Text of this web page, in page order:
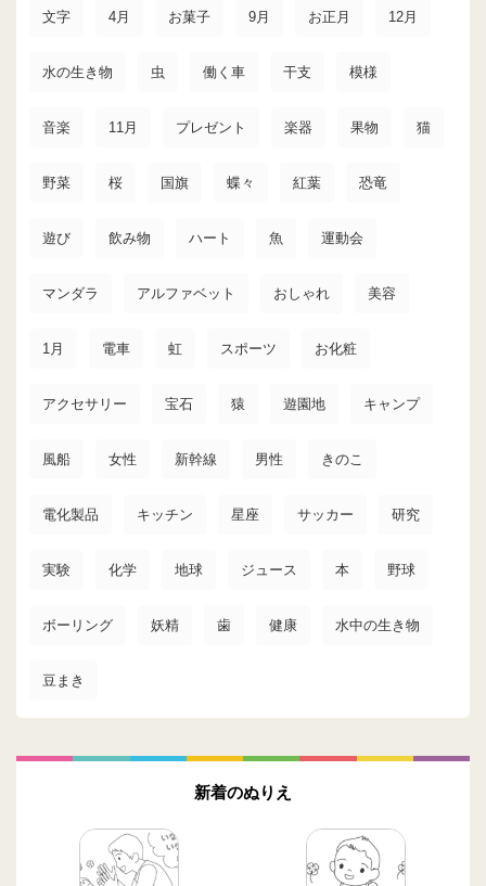
文字 4月 お菓子 9月 お正月 12月
水の生き物 虫 働く車 干支 模様
音楽 11月 プレゼント 楽器 果物 猫
野菜 桜 国旗 蝶々 紅葉 恐竜
遊び 飲み物 ハート 魚 運動会
マンダラ アルファベット おしゃれ 美容
1月 電車 虹 スポーツ お化粧
アクセサリー 宝石 猿 遊園地 キャンプ
風船 女性 新幹線 男性 きのこ
電化製品 キッチン 星座 サッカー 研究
実験 化学 地球 ジュース 本 野球
ボーリング 妖精 歯 健康 水中の生き物
豆まき
新着のぬりえ